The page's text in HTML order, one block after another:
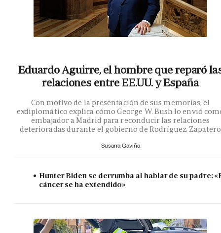
Eduardo Aguirre, el hombre que reparó
relaciones entre EE.UU. y España
Con motivo de la presentación de sus memorias, el
exdiplomático explica cómo George W. Bush lo envió
embajador a Madrid para reconducir las relaciones
deterioradas durante el gobierno de Rodríguez Zapatero
Susana Gaviña
Hunter Biden se derrumba al hablar de su padre:
cáncer se ha extendido»